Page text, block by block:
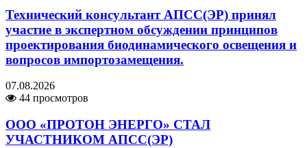
Технический консультант АПСС(ЭР) принял
участие в экспертном обсуждении принципов
проектирования биодинамического освещения и
вопросов импортозамещения.
07.08.2026
44 просмотров
ООО «ПРОТОН ЭНЕРГО» СТАЛ
УЧАСТНИКОМ АПСС(ЭР)